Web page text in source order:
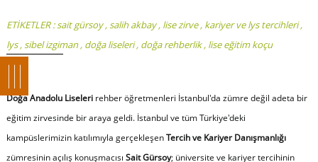
ETİKETLER : sait gürsoy, salih akbay, lise zirve, kariyer ve lys tercihleri,
lys, sibel izgiman, doğa liseleri, doğa rehberlik, lise eğitim koçu
Doğa Anadolu Liselerirehber öğretmenleri İstanbul'da zümre değil adeta bir
eğitim zirvesinde bir araya geldi. İstanbul ve tüm Türkiye'deki
kampüslerimizin katılımıyla gerçekleşenTercih ve Kariyer Danışmanlığı
zümresinin açılış konuşmacısı Sait Gürsoy; üniversite ve kariyer tercihinin